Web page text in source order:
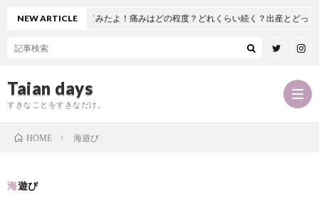
Taian days
すきなことをすきなだけ。
NEW ARTICLE
換術を受けてみたよ！痛みはどの程度？どれくらい続く？出産とどっちが痛い
HOME 海遊び
海遊び